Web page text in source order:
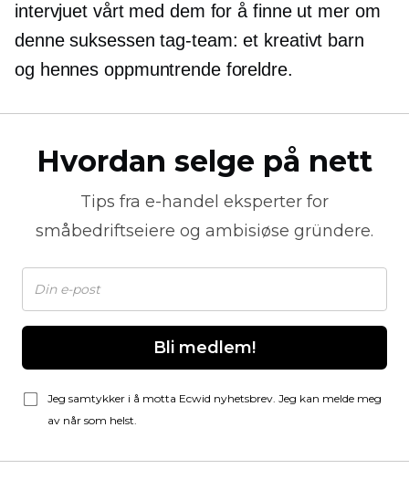
intervjuet vårt med dem for å finne ut mer om
denne suksessentag-team: et kreativt barn
og hennes oppmuntrende foreldre.
Hvordan selge på nett
Tips fra e-handel eksperter for
småbedriftseiere og ambisiøse gründere.
Bli medlem!
Jeg samtykker i å motta Ecwid nyhetsbrev. Jeg kan melde meg
av når som helst.